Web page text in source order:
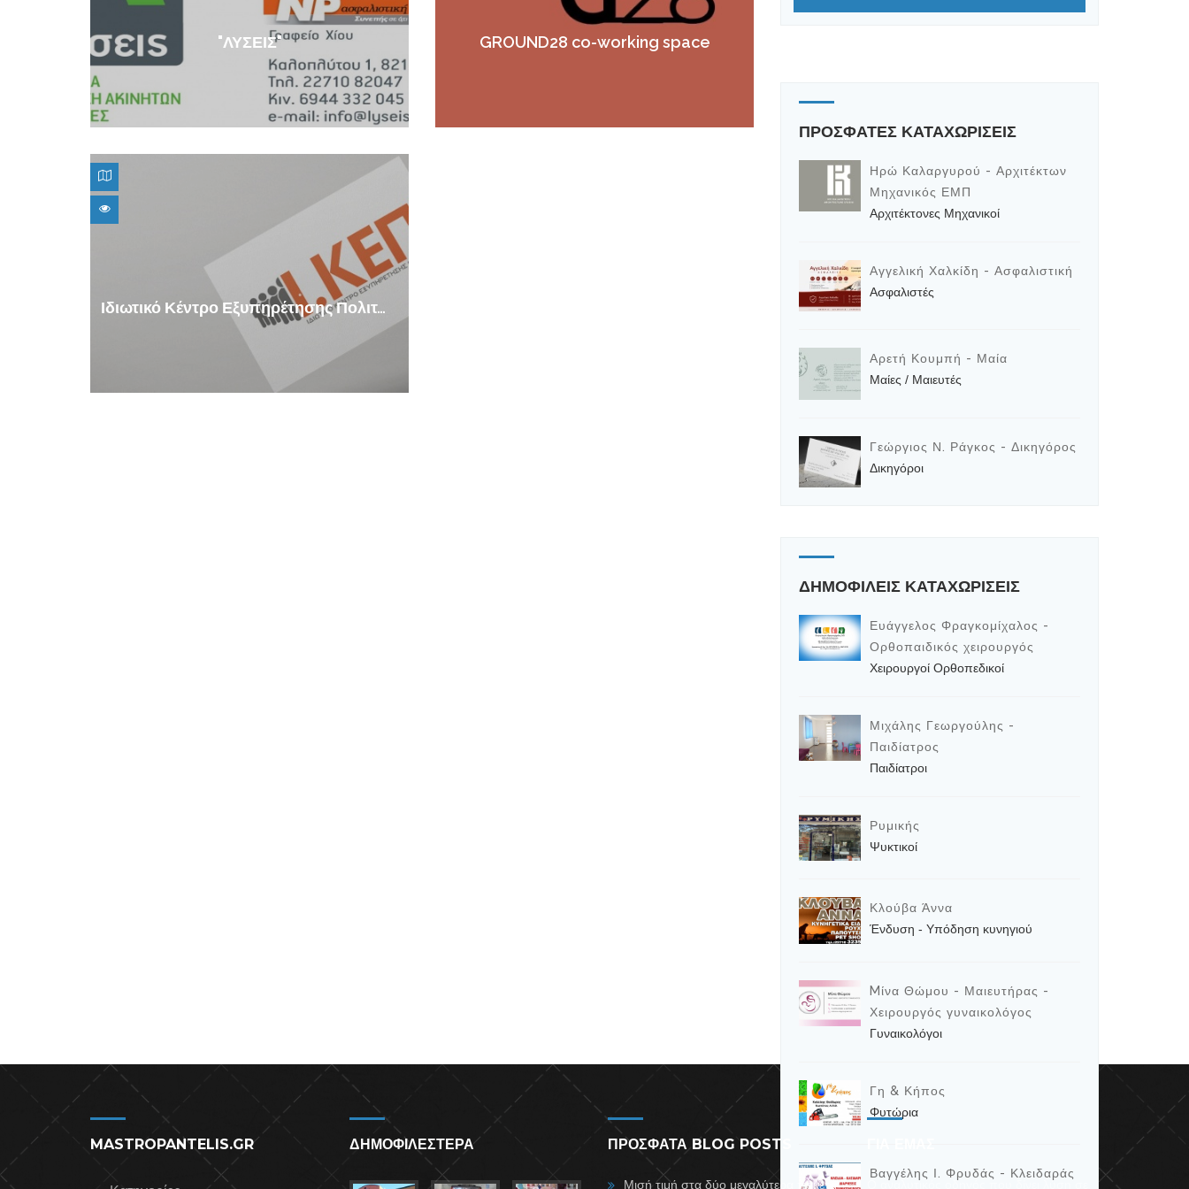
"ΛΥΣΕΙΣ" GROUND28 co-working space
Ιδιωτικό Κέντρο Εξυπηρέτησης Πολιτών
ΠΡΟΣΦΑΤΕΣ ΚΑΤΑΧΩΡΙΣΕΙΣ
Ηρώ Καλαργυρού - Αρχιτέκτων
Μηχανικός ΕΜΠ
Αρχιτέκτονες Μηχανικοί
Αγγελική Χαλκίδη - Ασφαλιστική
Ασφαλιστές
Αρετή Κουμπή - Μαία
Μαίες / Μαιευτές
Γεώργιος Ν. Ράγκος - Δικηγόρος
Δικηγόροι
ΔΗΜΟΦΙΛΕΙΣ ΚΑΤΑΧΩΡΙΣΕΙΣ
Ευάγγελος Φραγκομίχαλος -
Ορθοπαιδικός χειρουργός
Χειρουργοί Ορθοπεδικοί
Μιχάλης Γεωργούλης -
Παιδίατρος
Παιδίατροι
Ρυμικής
Ψυκτικοί
Κλούβα Άννα
Ένδυση - Υπόδηση κυνηγιού
Mίνα Θώμου - Μαιευτήρας -
Χειρουργός γυναικολόγος
Γυναικολόγοι
Γη & Κήπος
Φυτώρια
Βαγγέλης Ι. Φρυδάς - Κλειδαράς
MASTROPANTELIS.GR ΔΗΜΟΦΙΛΕΣΤΕΡΑ ΠΡΟΣΦΑΤΑ BLOG POSTS
Μισή τιμή στα δύο μεγαλύτερα πακέτα Ο αναλυτικός οδηγός που δίνει λύση σε